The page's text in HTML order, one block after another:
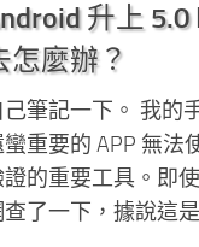
升上
怎麼辦？
己筆記一下。 我的
重要的 APP 無法
證的重要工具。即
查了一下，據說這